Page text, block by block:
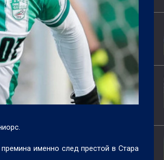
именно след престой в Стара